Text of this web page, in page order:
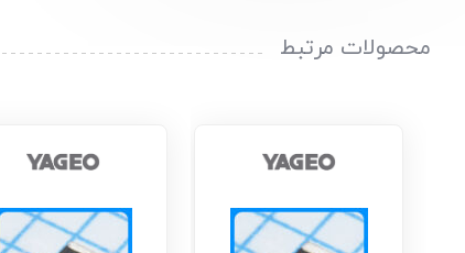
محصولات مرتبط